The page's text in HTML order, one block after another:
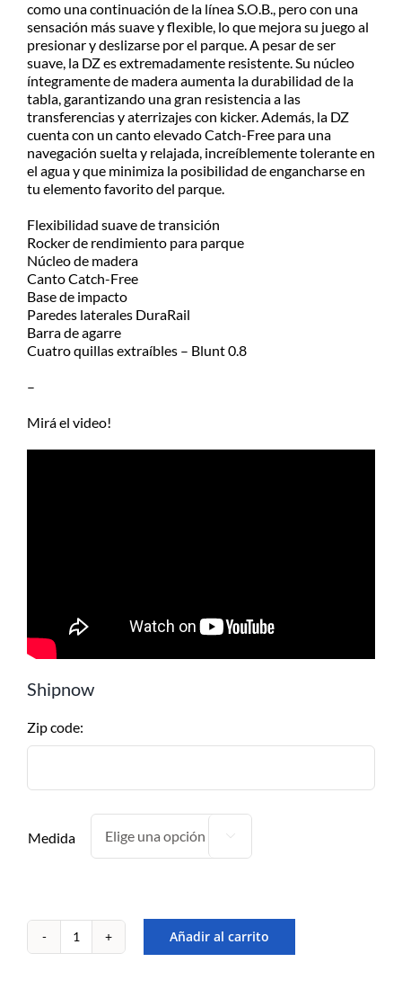
Consultá el costo con tu código
postal en el producto a comprar
Despachamos dentro de las 24hs
de realizada la compra. Recibilo de
2 a 5 días.
park
cantidad
como una continuación de la línea S.O.B., pero con una
sensación más suave y flexible, lo que mejora su juego al
presionar y deslizarse por el parque. A pesar de ser
suave, la DZ es extremadamente resistente. Su núcleo
íntegramente de madera aumenta la durabilidad de la
tabla, garantizando una gran resistencia a las
transferencias y aterrizajes con kicker. Además, la DZ
cuenta con un canto elevado Catch-Free para una
navegación suelta y relajada, increíblemente tolerante en
el agua y que minimiza la posibilidad de engancharse en
tu elemento favorito del parque.
Flexibilidad suave de transición
Rocker de rendimiento para parque
Núcleo de madera
Canto Catch-Free
Base de impacto
Paredes laterales DuraRail
Barra de agarre
Cuatro quillas extraíbles – Blunt 0.8
–
Mirá el video!
Shipnow
Zip code:
Medida 
Obrien
Añadir al carrito